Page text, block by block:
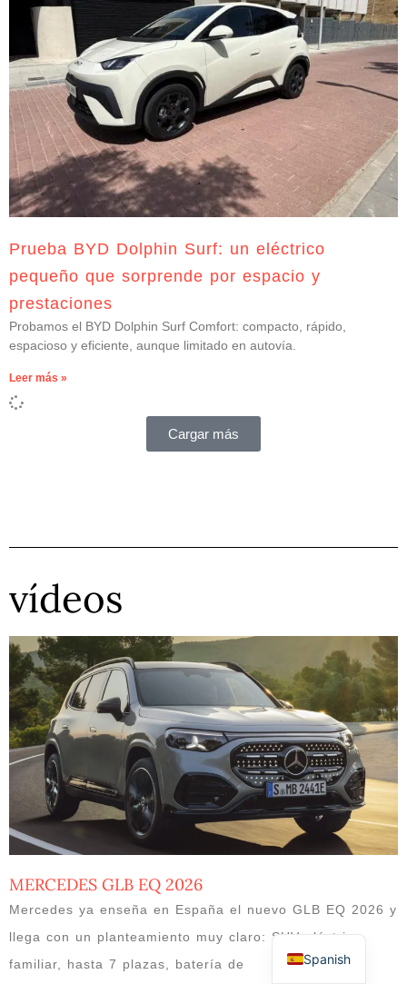
Prueba BYD Dolphin Surf: un eléctrico
pequeño que sorprende por espacio y
prestaciones
Probamos el BYD Dolphin Surf Comfort: compacto, rápido,
espacioso y eficiente, aunque limitado en autovía.
Leer más »
Cargar más
vídeos
MERCEDES GLB EQ 2026
Mercedes ya enseña en España el nuevo GLB EQ 2026 y
llega con un planteamiento muy claro: SUV eléctrico
familiar, hasta 7 plazas, batería de
Spanish